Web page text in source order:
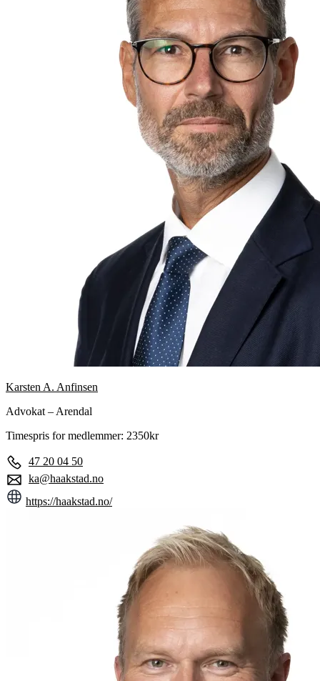
Karsten A. Anfinsen
Advokat – Arendal
Timespris for medlemmer: 2350kr
47 20 04 50
ka@haakstad.no
https://haakstad.no/